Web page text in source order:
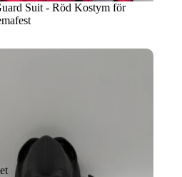
Suit - Röd Kostym för